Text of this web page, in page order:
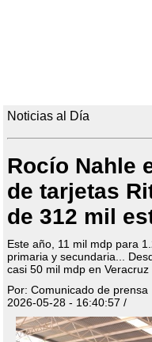
Noticias al Día
Rocío Nahle
de tarjetas
de 312 mil
Este año, 11 mil mdp para
primaria y secundaria...
casi 50 mil mdp en Veracruz
Por: Comunicado de prensa
2026-05-28 - 16:40:57 /